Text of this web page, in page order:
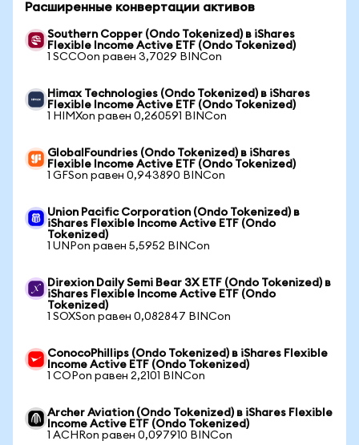
Расширенные конвертации активов
Southern Copper (Ondo Tokenized) в iShares
Flexible Income Active ETF (Ondo Tokenized)
1 SCCOon равен 3,7029 BINCon
Himax Technologies (Ondo Tokenized) в iShares
Flexible Income Active ETF (Ondo Tokenized)
1 HIMXon равен 0,260591 BINCon
GlobalFoundries (Ondo Tokenized) в iShares
Flexible Income Active ETF (Ondo Tokenized)
1 GFSon равен 0,943890 BINCon
Union Pacific Corporation (Ondo Tokenized) в
iShares Flexible Income Active ETF (Ondo
Tokenized)
1 UNPon равен 5,5952 BINCon
Direxion Daily Semi Bear 3X ETF (Ondo Tokenized) в
iShares Flexible Income Active ETF (Ondo
Tokenized)
1 SOXSon равен 0,082847 BINCon
ConocoPhillips (Ondo Tokenized) в iShares Flexible
Income Active ETF (Ondo Tokenized)
1 COPon равен 2,2101 BINCon
Archer Aviation (Ondo Tokenized) в iShares Flexible
Income Active ETF (Ondo Tokenized)
1 ACHRon равен 0,097910 BINCon